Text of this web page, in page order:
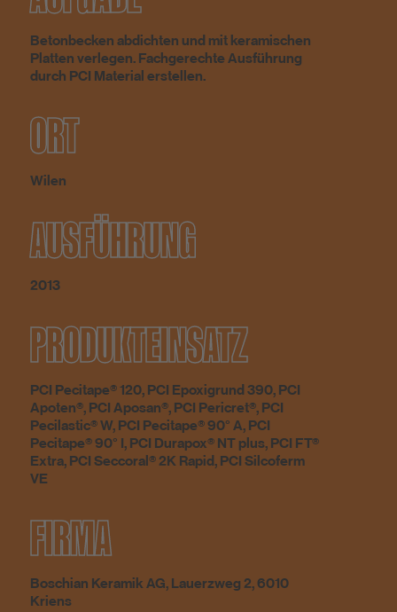
Betonbecken abdichten und mit keramischen
Platten verlegen. Fachgerechte Ausführung
durch PCI Material erstellen.
ORT
Wilen
AUSFÜHRUNG
2013
PRODUKTEINSATZ
PCI Pecitape® 120, PCI Epoxigrund 390, PCI
Apoten®, PCI Aposan®, PCI Pericret®, PCI
Pecilastic® W, PCI Pecitape® 90° A, PCI
Pecitape® 90° I, PCI Durapox® NT plus, PCI FT®
Extra, PCI Seccoral® 2K Rapid, PCI Silcoferm
VE
FIRMA
Boschian Keramik AG, Lauerzweg 2, 6010
Kriens